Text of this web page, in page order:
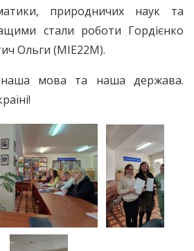
природничих наук та
стали роботи Гордієнко
Ольги (МІЕ22М).
наша мова та наша держава.